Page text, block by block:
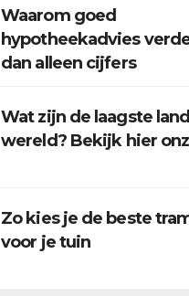
Waarom goed
hypotheekadvies
dan alleen cijfers
Wat zijn de laagste
wereld? Bekijk hier
Zo kies je de beste
voor je tuin